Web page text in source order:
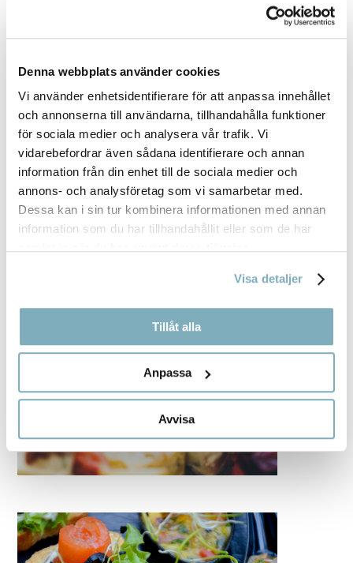
Denna webbplats använder cookies
Vi använder enhetsidentifierare för att anpassa innehållet
och annonserna till användarna, tillhandahålla funktioner
för sociala medier och analysera vår trafik. Vi
vidarebefordrar även sådana identifierare och annan
information från din enhet till de sociala medier och
annons- och analysföretag som vi samarbetar med.
Dessa kan i sin tur kombinera informationen med annan
information som du har tillhandahållit eller som de har
Visa detaljer
Tillåt alla
Anpassa
Avvisa